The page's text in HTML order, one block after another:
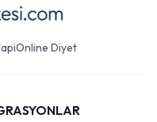
Online Diyet